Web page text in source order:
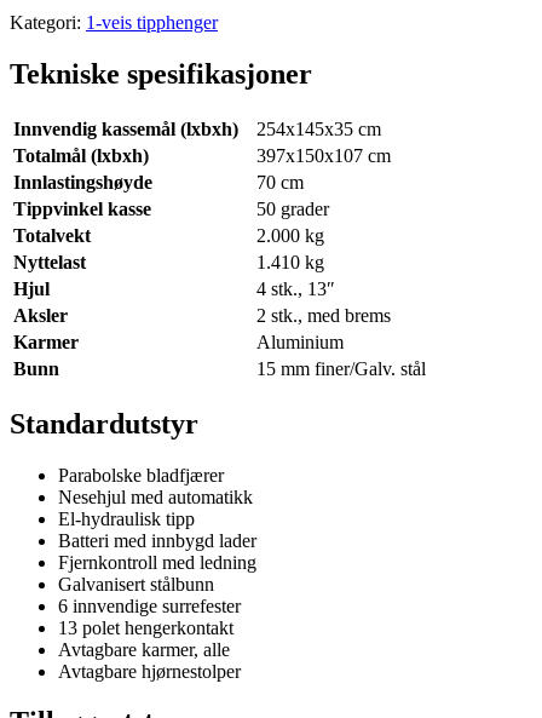
Kategori: 1-veis tipphenger
Tekniske spesifikasjoner
Innvendig kassemål (lxbxh)
254x145x35 cm
Totalmål (lxbxh)
397x150x107 cm
Innlastingshøyde
70 cm
Tippvinkel kasse
50 grader
Totalvekt
2.000 kg
Nyttelast
1.410 kg
Hjul
4 stk., 13″
Aksler
2 stk., med brems
Karmer
Aluminium
Bunn
15 mm finer/Galv. stål
Standardutstyr
Parabolske bladfjærer
Nesehjul med automatikk
El-hydraulisk tipp
Batteri med innbygd lader
Fjernkontroll med ledning
Galvanisert stålbunn
6 innvendige surrefester
13 polet hengerkontakt
Avtagbare karmer, alle
Avtagbare hjørnestolper